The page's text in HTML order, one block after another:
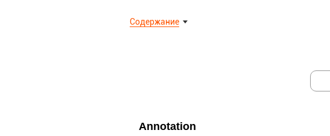
Содержание
Annotation